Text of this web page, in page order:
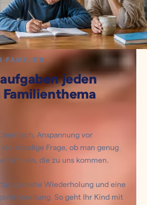
FAMILIEN
jeden
Familienthema
Anspannung vor
ständige Frage, ob man genug
Familien, die zu uns kommen.
gezielte Wiederholung und eine
So geht Ihr Kind mit